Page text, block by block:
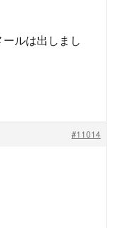
ルは出しまし
#11014